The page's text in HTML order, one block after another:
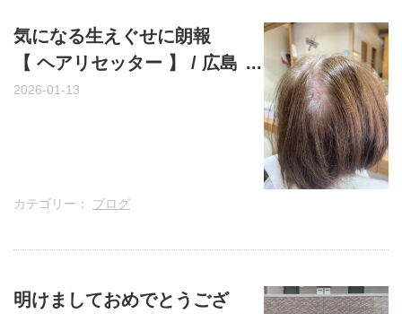
気になる生えぐせに朗報
【 ヘアリセッター 】 / 広島
市安佐南区上安の美容室・
2026-01-13
カテゴリー： ブログ
明けましておめでとうござ